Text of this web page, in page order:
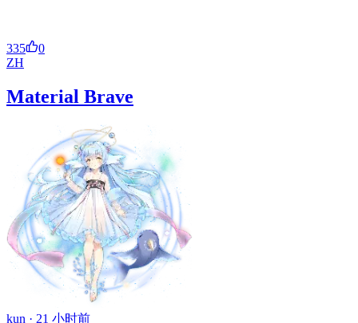
335
0
ZH
Material Brave
kun · 21 小时前